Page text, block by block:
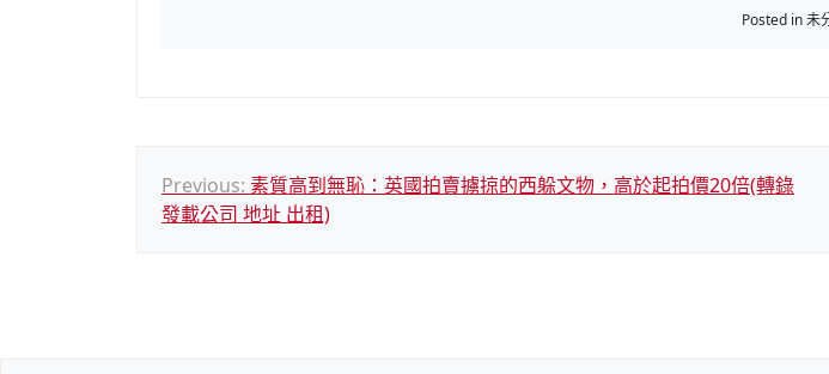
Posted in 未
文
章
Previous: 素質高到無恥：英國拍賣擄掠的西躲文物，高於起拍價20倍(轉錄
發載公司 地址 出租)